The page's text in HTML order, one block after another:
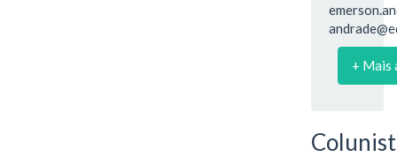
+ Mais